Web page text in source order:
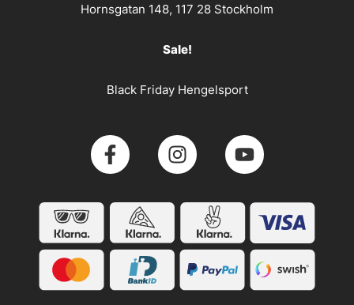
Hornsgatan 148, 117 28 Stockholm
Sale!
Black Friday Hengelsport